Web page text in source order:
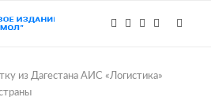
из Дагестана АИС «Логистика»